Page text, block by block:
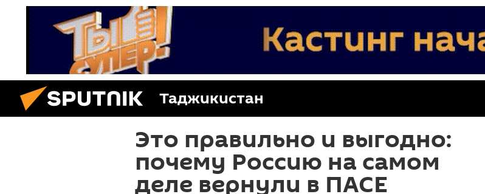
Таджикистан
Это правильно и выгодно:
почему Россию на самом
деле вернули в ПАСЕ